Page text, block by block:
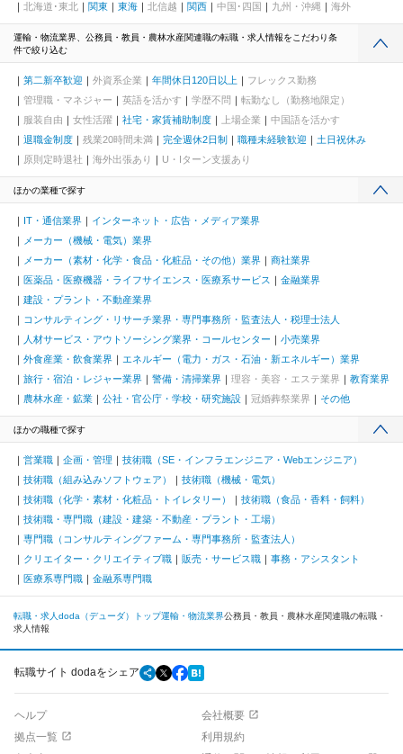
北海道･東北 関東 東海 北信越 関西 中国･四国 九州・沖縄 海外
運輸・物流業界、公務員・教員・農林水産関連職の転職・求人情報をこだわり条
件で絞り込む
第二新卒歓迎 外資系企業 年間休日120日以上
フレックス勤務
管理職・マネジャー
英語を活かす 学歴不問
転勤なし（勤務地限定）
服装自由
女性活躍 社宅・家賃補助制度 上場企業
中国語を活かす
退職金制度
残業20時間未満 完全週休2日制 職種未経験歓迎
土日祝休み
原則定時退社
海外出張あり U・Iターン支援あり
ほかの業種で探す
IT・通信業界
インターネット・広告・メディア業界
メーカー（機械・電気）業界
メーカー（素材・化学・食品・化粧品・その他）業界
商社業界
医薬品・医療機器・ライフサイエンス・医療系サービス
金融業界
建設・プラント・不動産業界
コンサルティング・リサーチ業界・専門事務所・監査法人・税理士法人
人材サービス・アウトソーシング業界・コールセンター
小売業界
外食産業・飲食業界
エネルギー（電力・ガス・石油・新エネルギー）業界
旅行・宿泊・レジャー業界
警備・清掃業界 理容・美容・エステ業界
教育業界
農林水産・鉱業
公社・官公庁・学校・研究施設 冠婚葬祭業界 その他
ほかの職種で探す
営業職 企画・管理
技術職（SE・インフラエンジニア・Webエンジニア）
技術職（組み込みソフトウェア）
技術職（機械・電気）
技術職（化学・素材・化粧品・トイレタリー）
技術職（食品・香料・飼料）
技術職・専門職（建設・建築・不動産・プラント・工場）
専門職（コンサルティングファーム・専門事務所・監査法人）
クリエイター・クリエイティブ職
販売・サービス職
事務・アシスタント
医療系専門職
金融系専門職
転職・求人doda（デューダ）トップ運輸・物流業界公務員・教員・農林水産関連職の転職・
求人情報
転職サイト dodaをシェア
ヘルプ
会社概要
拠点一覧
利用規約